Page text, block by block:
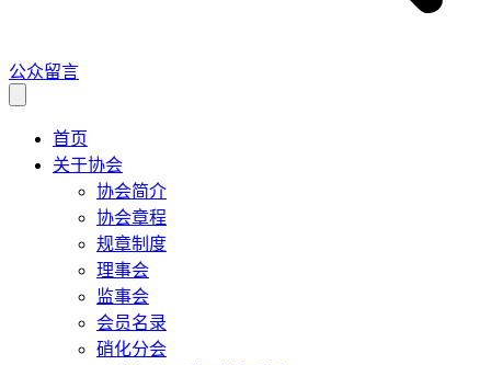
公众留言
首页
关于协会
协会简介
协会章程
规章制度
理事会
监事会
会员名录
硝化分会